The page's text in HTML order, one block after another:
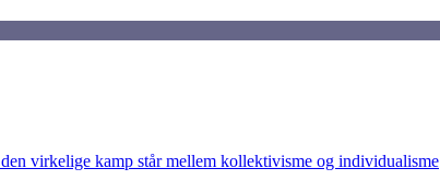
virkelige kamp står mellem kollektivisme og individualisme